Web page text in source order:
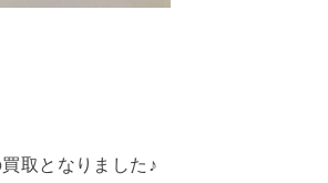
取となりました♪